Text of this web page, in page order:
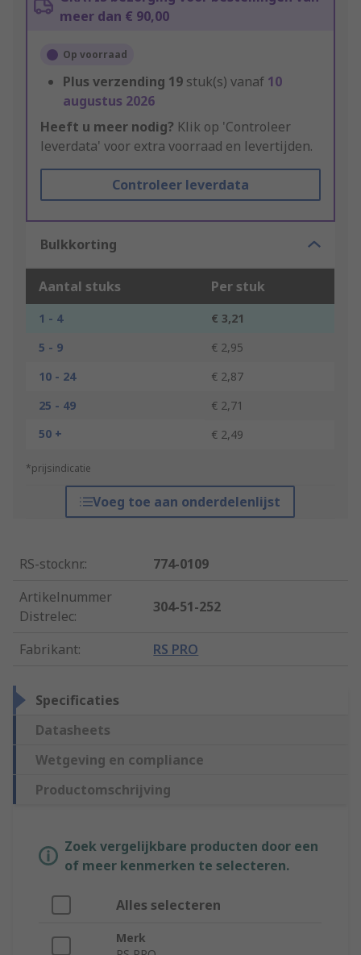
meer dan € 90,00
Op voorraad
Plus verzending 19 stuk(s) vanaf 10
augustus 2026
Heeft u meer nodig? Klik op 'Controleer
leverdata' voor extra voorraad en levertijden.
Controleer leverdata
Bulkkorting
Aantal stuks Per stuk
1 - 4
€ 3,21
5 - 9
€ 2,95
10 - 24
€ 2,87
25 - 49
€ 2,71
50 +
€ 2,49
*prijsindicatie
Voeg toe aan onderdelenlijst
RS-stocknr.:
774-0109
Artikelnummer
Distrelec:
304-51-252
Fabrikant: RS PRO
Specificaties
Datasheets
Wetgeving en compliance
Productomschrijving
Zoek vergelijkbare producten door een
of meer kenmerken te selecteren.
Alles selecteren
Merk